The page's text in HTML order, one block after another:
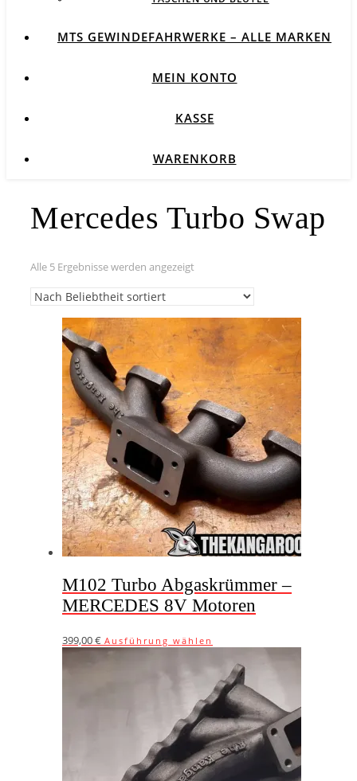
MTS GEWINDEFAHRWERKE – ALLE MARKEN
MEIN KONTO
KASSE
WARENKORB
Mercedes Turbo Swap
Alle 5 Ergebnisse werden angezeigt
M102 Turbo Abgaskrümmer –
MERCEDES 8V Motoren
399,00€ Ausführung wählen
weist
mehrere
Varianten
auf.
Die
Optionen
können